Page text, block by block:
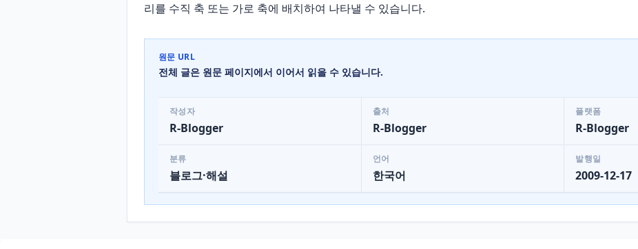
리를 수직 축 또는 가로 축에 배치하여 나타낼 수 있습니다.
원문 URL
전체 글은 원문 페이지에서 이어서 읽을 수 있습니다.
작성자
R-Blogger
출처
R-Blogger
플랫폼
R-Blogger
분류
블로그·해설
언어
한국어
발행일
2009-12-17